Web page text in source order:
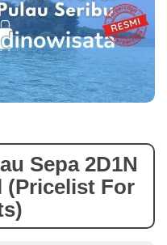
Sepa 2D1N
(Pricelist For